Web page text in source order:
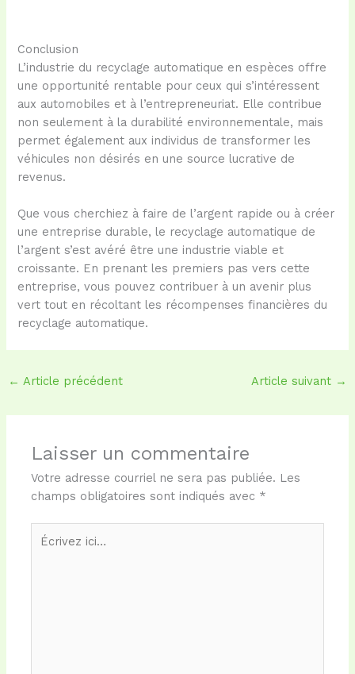
Conclusion
L’industrie du recyclage automatique en espèces offre
une opportunité rentable pour ceux qui s’intéressent
aux automobiles et à l’entrepreneuriat. Elle contribue
non seulement à la durabilité environnementale, mais
permet également aux individus de transformer les
véhicules non désirés en une source lucrative de
revenus.
Que vous cherchiez à faire de l’argent rapide ou à créer
une entreprise durable, le recyclage automatique de
l’argent s’est avéré être une industrie viable et
croissante. En prenant les premiers pas vers cette
entreprise, vous pouvez contribuer à un avenir plus
vert tout en récoltant les récompenses financières du
recyclage automatique.
← Article précédent Article suivant →
Laisser un commentaire
Votre adresse courriel ne sera pas publiée. Les
champs obligatoires sont indiqués avec *
ici…